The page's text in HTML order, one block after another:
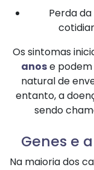
Perda
Os sintomas
anose podem
natural de
entanto, a
sendo
Genes e
Na maioria dos